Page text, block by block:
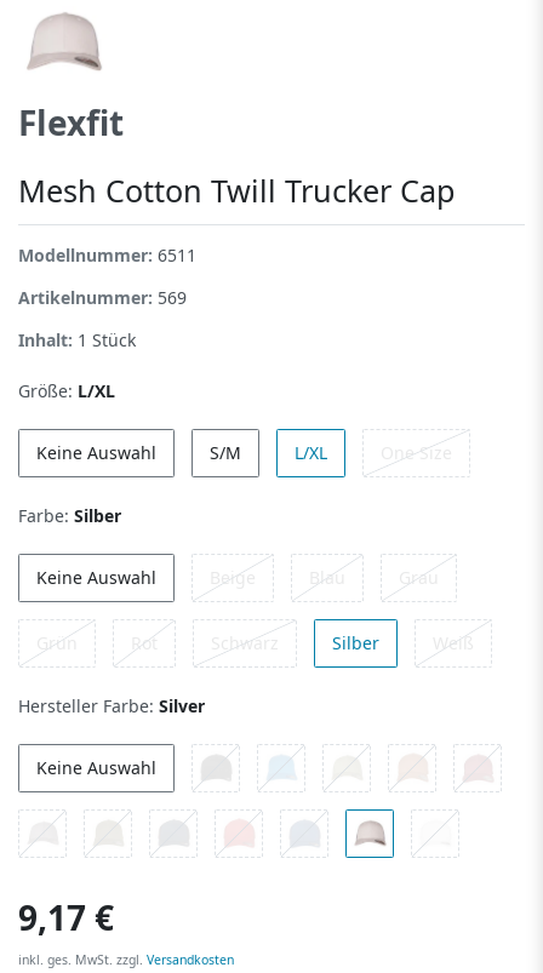
Flexfit
Mesh Cotton Twill Trucker Cap
Modellnummer: 6511
Artikelnummer: 569
Inhalt: 1 Stück
Größe: L/XL
Keine Auswahl S/M L/XL One Size
Farbe: Silber
Keine Auswahl Beige Blau Grau
Grün Rot Schwarz Silber Weiß
Hersteller Farbe: Silver
Keine Auswahl
9,17 €
inkl. ges. MwSt. zzgl. Versandkosten